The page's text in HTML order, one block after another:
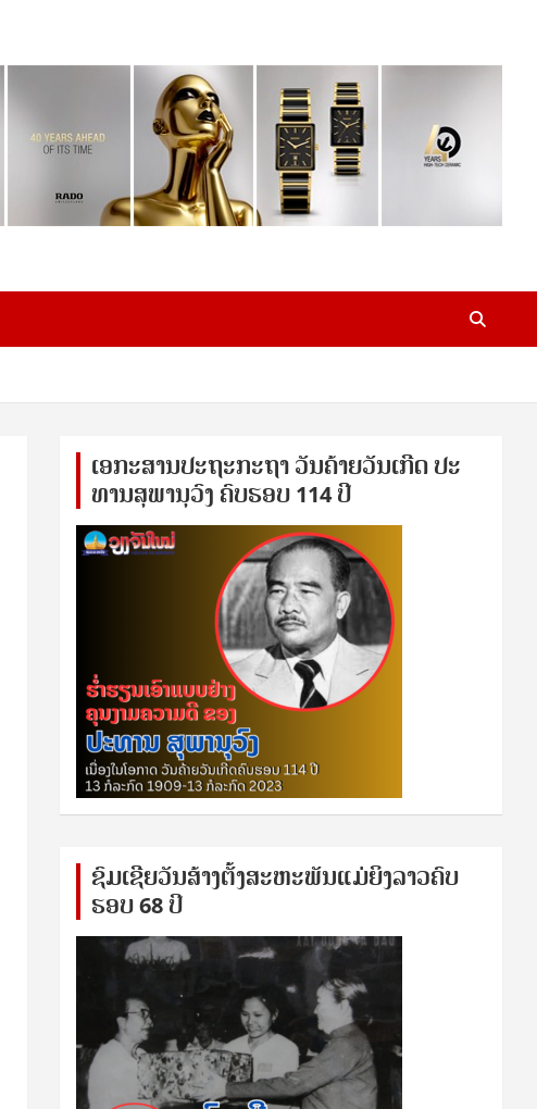
ເອ​ກະ​ສານ​ປະ​ຖະ​ກະ​ຖ​າ ວັນ​ຄ້າຍ​ວັນ​ເກີດ ປ​ະ​
ທານ​ສຸ​ພາ​ນຸ​ວົງ ຄົບ​ຮອບ 114 ປີ
ຊົ​ມ​ເຊີຍ​ວັນ​ສ້າງ​ຕັ້ງ​ສະ​ຫະ​ພັນ​ແມ່​ຍິງ​​ລາວຄົບ​
ຮອບ 68 ປິ